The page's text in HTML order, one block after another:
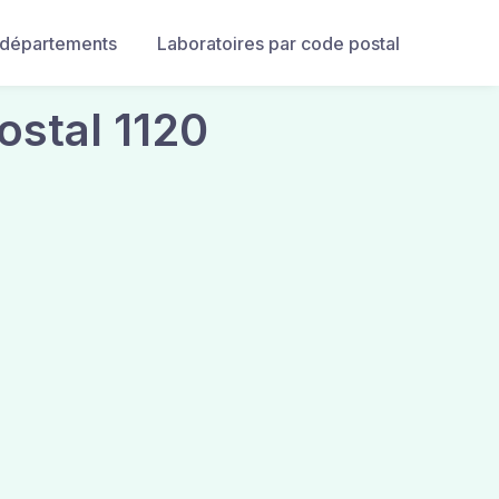
Laboratoires par code postal
1120